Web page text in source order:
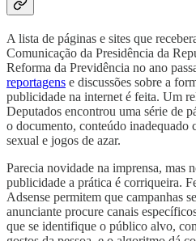
A lista de páginas e sites que
Comunicação da Presidência da
Reforma da Previdência no ano
reportagens e discussões sobre a
publicidade na internet é feita. Um
Deputados encontrou uma série de
o documento, conteúdo inadequado
sexual e jogos de azar.
Parecia novidade na imprensa, mas
publicidade a prática é corriqueira.
Adsense permitem que campanhas
anunciante procure canais
que se identifique o público alvo,